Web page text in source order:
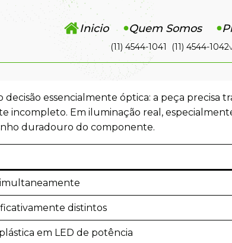
Inicio Quem Somos
(11) 4544-1041 (11) 4544-1042
essencialmente óptica: a peça precisa
Em iluminação real,
duradouro do componente.
distintos
em LED de potência